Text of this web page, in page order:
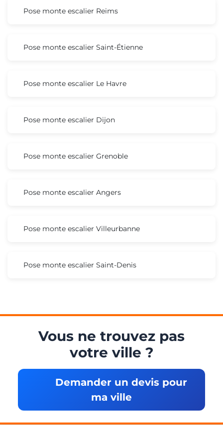
Pose monte escalier Reims
Pose monte escalier Saint-Étienne
Pose monte escalier Le Havre
Pose monte escalier Dijon
Pose monte escalier Grenoble
Pose monte escalier Angers
Pose monte escalier Villeurbanne
Pose monte escalier Saint-Denis
Vous ne trouvez pas
votre ville ?
Demander un devis pour
ma ville